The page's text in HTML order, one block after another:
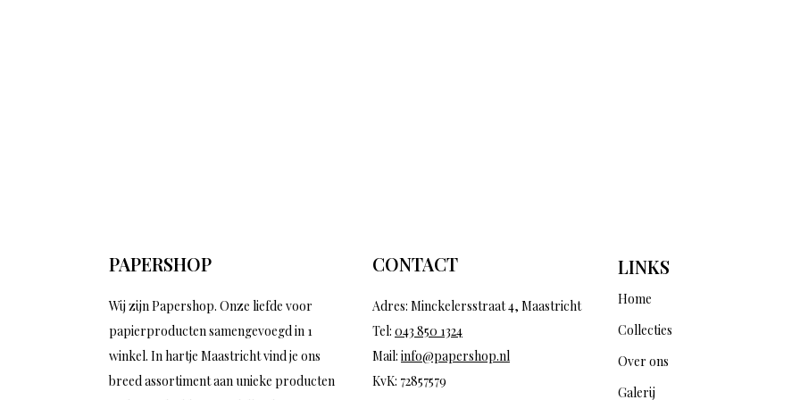
PAPERSHOP
Wij zijn Papershop. Onze liefde voor
papierproducten samengevoegd in 1
winkel. In hartje Maastricht vind je ons
breed assortiment aan unieke producten
CONTACT
Adres: Minckelersstraat 4, Maastricht
Tel: 043 850 1324
Mail: info@papershop.nl
KvK: 72857579
LINKS
Home
Collecties
Over ons
Galerij